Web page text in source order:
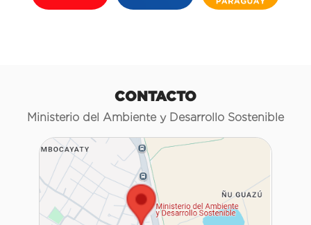
CONTACTO
Ministerio del Ambiente y Desarrollo Sostenible